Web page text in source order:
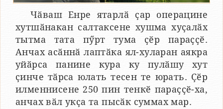
Чӑваш Енре ятарлӑ ҫар операцине
хутшӑнакан салтаксене хушма хуҫалӑх
тытма тата пӳрт тума ҫӗр параҫҫӗ.
Анчах асӑннӑ лаптӑка ял-хуларан аякра
уйӑрса панине кура ку пулӑшу хут
ҫинче тӑрса юлать тесен те юрать. Ҫӗр
илменнисене 250 пин тенкӗ параҫҫӗ-ха,
анчах вӑл укҫа та пысӑк суммах мар.